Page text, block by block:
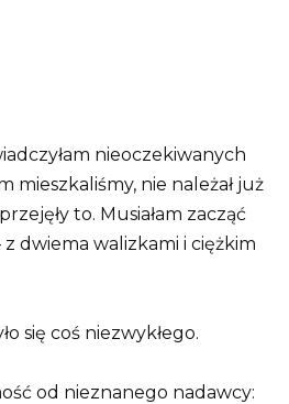
nieoczekiwanych
mieszkaliśmy, nie należał już
to. Musiałam zacząć
dwiema walizkami i ciężkim
się coś niezwykłego.
od nieznanego nadawcy: